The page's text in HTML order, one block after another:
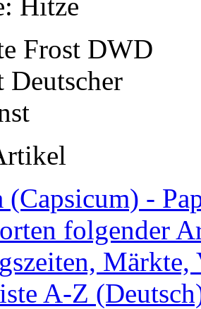
(Capsicum) -
folgender
Märkte,
A-Z